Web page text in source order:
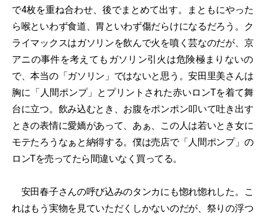
で4枚を重ね合わせ、後でまとめて出す。まともにやった
ら喉といわず食道、胃といわず傷だらけになるだろう。ク
ライマックスはガソリンを飲んで火を噴く芸なのだが、京
アニの事件を考えてもガソリン引火は危険極まりないの
で、本当の「ガソリン」ではないと思う。安田里美さんは
胸に「人間ポンプ」とプリントされた赤いロンTを着て舞
台に立つ。飲み込むとき、お腹をポンポン叩いて吐き出す
ときの表情に愛嬌があって、あぁ、この人は若いとき女に
モテたろうなぁと納得する。僕は売店で「人間ポンプ」の
ロンTを売ってたら間違いなく買ってる。
安田春子さんの呼び込みのタンカにも惚れ惚れした。こ
れはもう実物を見ていただくしかないのだが、祭りの浮つ